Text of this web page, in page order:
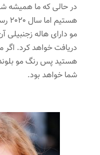
در حالی که ما همیشه
مو دارای هاله
دریافت خواهد کرد. اگر
هستید پس رنگ مو
شما خواهد بود.